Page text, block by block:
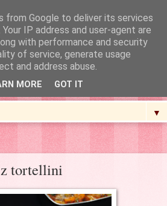
▼
tortellini
from Google to deliver its services
IP address and user-agent are
with performance and security
of service, generate usage
and address abuse.
MORE GOT IT